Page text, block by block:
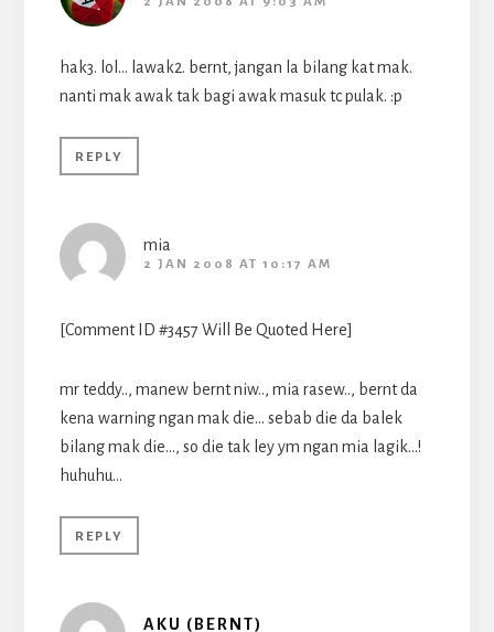
hak3. lol… lawak2. bernt, jangan la bilang kat mak.
nanti mak awak tak bagi awak masuk tc pulak. :p
REPLY
mia
2 JAN 2008 AT 10:17 AM
[Comment ID #3457 Will Be Quoted Here]
mr teddy.., manew bernt niw.., mia rasew.., bernt da
kena warning ngan mak die… sebab die da balek
bilang mak die…, so die tak ley ym ngan mia lagik…!
huhuhu…
REPLY
AKU (BERNT)